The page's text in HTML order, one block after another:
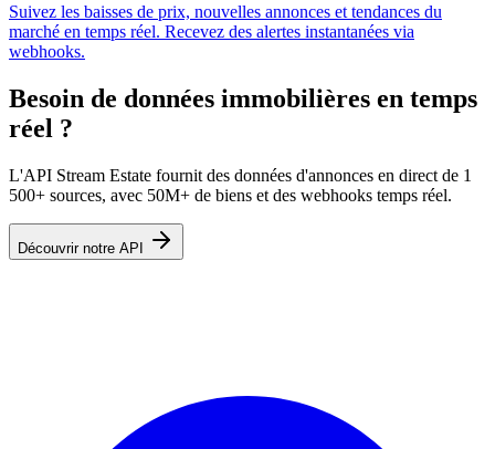
Suivez les baisses de prix, nouvelles annonces et tendances du
marché en temps réel. Recevez des alertes instantanées via
webhooks.
Besoin de données immobilières en temps
réel ?
L'API Stream Estate fournit des données d'annonces en direct de 1
500+ sources, avec 50M+ de biens et des webhooks temps réel.
Découvrir notre API